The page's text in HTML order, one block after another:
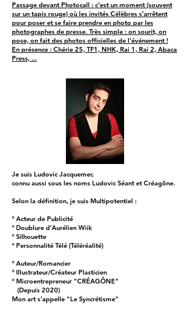
Passage devant Photocall : c’est un moment (souvent
sur un tapis rouge) où les invités Célèbres s’arrêtent
pour poser et se faire prendre en photo par les
photographes de presse. Très simple : on sourit, on
pose, on fait des photos officielles de l’événement !
En présence : Chérie 25, TF1, NHK, Rai 1, Rai 2, Abaca
Press, ...
Je suis Ludovic Jacquemer,
connu aussi sous les noms Ludovic Séant et Créagône.
Selon la définition, je suis Multipotentiel :
° Acteur de Publicité
° Doublure d'Aurélien Wiik
° Silhouette
° Personnalité Télé (Téléréalité)
° Auteur/Romancier
° Illustrateur/Créateur Plasticien
° Microentrepreneur "CRÉAGÔNE"
(Depuis 2020)
Mon art s'appelle "Le Syncrétisme"